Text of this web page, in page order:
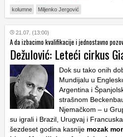
kolumne Miljenko Jergović
21.07. (13:00)
A da izbacimo kvalifikacije i jednostavno
Dežulović: Leteći cirkus
Dok su tako onih
Mundijalu u
Argentina i
strašnom
Njemačkom – u
su igrali i Brazil, Urugvaj i
šezdeset godina kasnije mozak